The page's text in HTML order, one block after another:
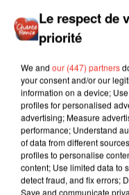
LES
FRANCE
"JE
Le respect de
priorité
We and our (447) partners
your consent and/or our
information on a device;
profiles for personalised
advertising; Measure
performance; Understand
of data from different
profiles to personalise
content; Use limited data to
detect fraud, and fix errors;
Save and communicate